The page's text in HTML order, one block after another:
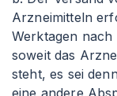
Arzneimitteln
Werktagen nach
soweit das
steht, es sei
eine andere